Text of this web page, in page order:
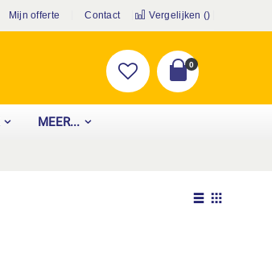
Mijn offerte Contact Vergelijken ()
Cart
0producten
MEER...
Tonen